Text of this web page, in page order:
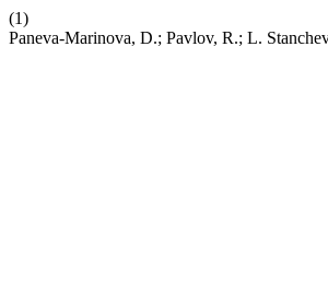
(1)
Paneva-Marinova, D.; Pavlov, R.; L.